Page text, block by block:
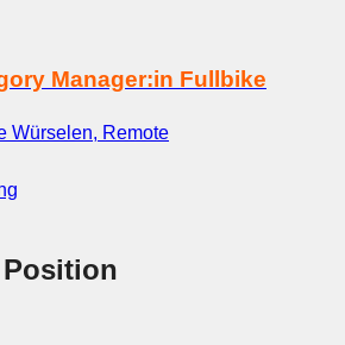
Manager:in Fullbike
Würselen, Remote
Position